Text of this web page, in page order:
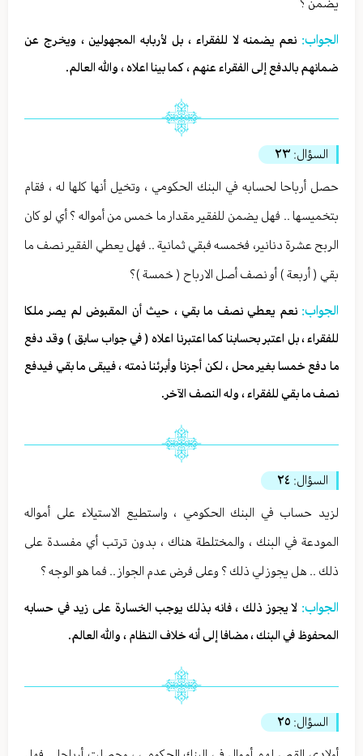
الجواب: نعم يضمنه لا للفقراء ، بل لأربابه المجهولين ، ويخرج عن
ضمانهم بالدفع إلى الفقراء عنهم ، كما بينا اعلاه ، والله العالم.
السؤال: ٢٣
حصل أرباحا لحسابه في البنك الحكومي ، وتخيل أنها كلها له ، فقام
بتخميسها .. فهل يضمن للفقير مقدار ما خمس من أمواله ؟ أي لو كان
الربح عشرة دنانير، فخمسه فبقي ثمانية .. فهل يعطي الفقير نصف ما
بقي ( أربعة ) أو نصف أصل الارباح ( خمسة )؟
الجواب:نعم يعطي نصف ما بقي ، حيث أن المقبوض لم يصر ملكا
للفقراء ، بل اعتبر بحسابنا كما اعتبرنا اعلاه ( في جواب سابق ) وقد دفع
ما دفع خمسا بغير محل ، لكن أجزنا وأبرئنا ذمته ، فيبقى ما بقي فيدفع
نصف ما بقي للفقراء ، وله النصف الآخر.
السؤال: ٢٤
لزيد حساب في البنك الحكومي ، واستطيع الاستيلاء على أمواله
المودعة في البنك ، والمختلطة هناك ، بدون ترتب أي مفسدة على
ذلك .. هل يجوز لي ذلك ؟ وعلى فرض عدم الجواز .. فما هو الوجه ؟
الجواب: لا يجوز ذلك ، فانه بذلك يوجب الخسارة على زيد في حسابه
المحفوظ في البنك ، مضافا إلى أنه خلاف النظام ، والله العالم.
السؤال: ٢٥